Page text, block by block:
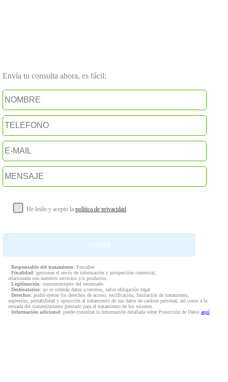
Envía tu consulta ahora, es fácil:
He leído y acepto la política de privacidad.
· Responsable del tratamiento: Fervalles
· Finalidad: gestionar el envío de información y prospección comercial,
relacionada con nuestros servicios y/o productos.
· Legitimación: consentimiento del interesado.
· Destinatarios: no se cederán datos a terceros, salvo obligación legal.
· Derechos: podrá ejercer los derechos de acceso, rectificación, limitación de tratamiento,
supresión, portabilidad y oposición al tratamiento de sus datos de carácter personal, así como a la
retirada del consentimiento prestado para el tratamiento de los mismos.
· Información adicional: puede consultar la información detallada sobre Protección de Datos aquí.